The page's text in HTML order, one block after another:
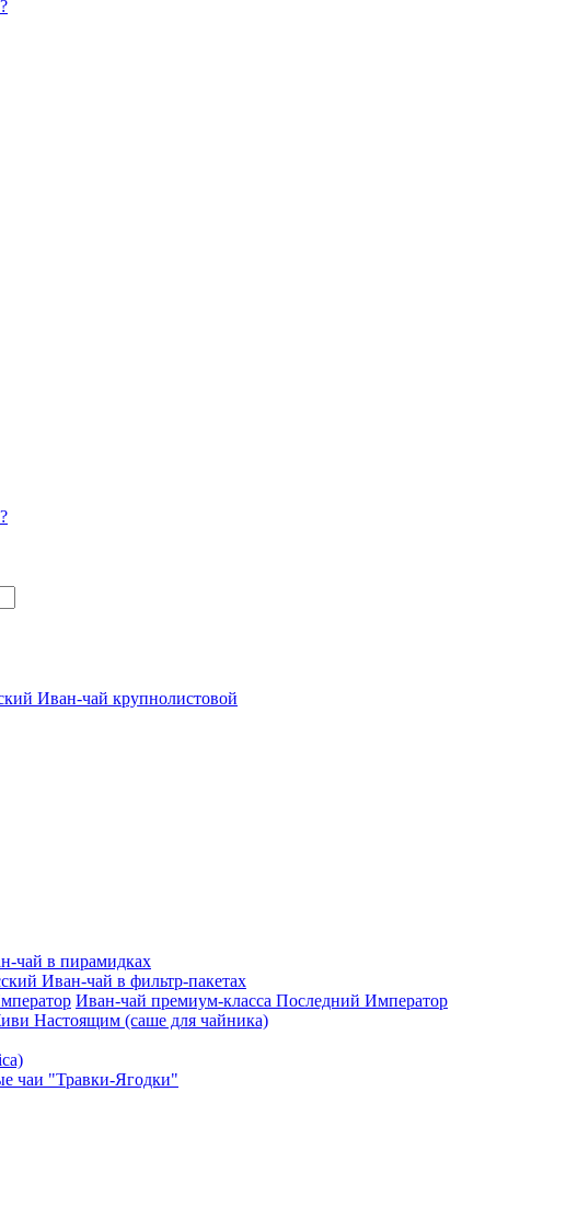
Иван-чай крупнолистовой
чай в пирамидках
Иван-чай в фильтр-пакетах
Иван-чай премиум-класса Последний Император
Настоящим (саше для чайника)
чаи "Травки-Ягодки"